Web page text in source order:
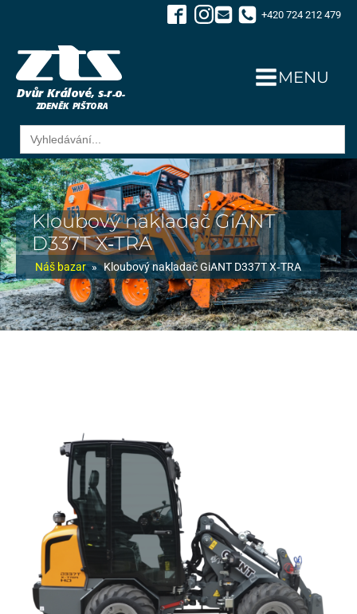
+420 724 212 479
MENU
Search
for:
Kloubový nakladač GiANT
D337T X‑TRA
Náš bazar » Kloubový nakladač GiANT D337T X‑TRA